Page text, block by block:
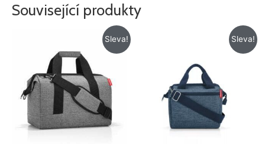
Související produkty
Sleva!
byla:
1
145 Kč.
Aktuální
cena
916 Kč.
Sleva!
879 Kč.
Aktuální
cena